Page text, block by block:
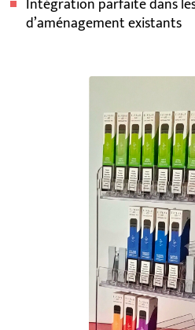
d’aménagement existants